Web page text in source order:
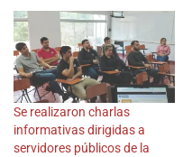
Se realizaron charlas
informativas dirigidas a
servidores públicos de la